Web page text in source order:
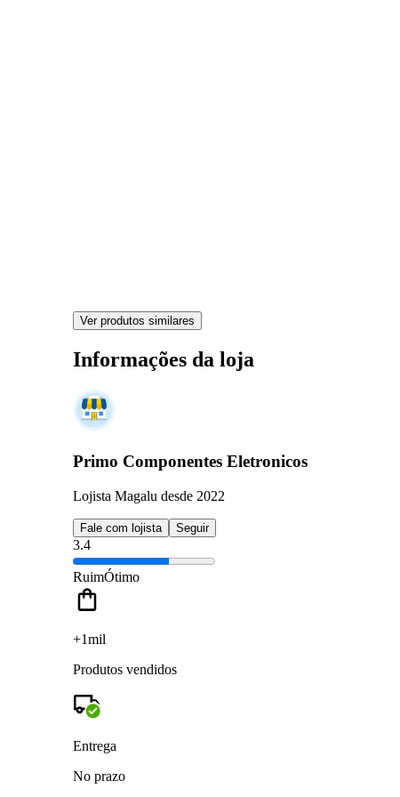
Ver produtos similares
Informações da loja
Primo Componentes Eletronicos
Lojista Magalu desde 2022
Fale com lojista Seguir
3.4
RuimÓtimo
+1mil
Produtos vendidos
Entrega
No prazo